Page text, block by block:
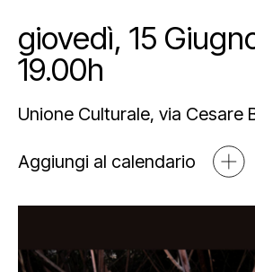
Educational
Esposizioni
Art Bonus
Partnership e
Mediahub
Multimedia
Open tools
Blog
Orari e contatti
giovedì, 15
19.00h
Unione Culturale, via Cesare
Aggiungi al calendario